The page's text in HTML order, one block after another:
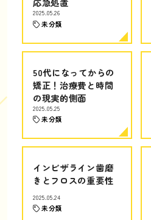
2025.05.26
未分類
50代になってからの
矯正！治療費と時間
の現実的側面
2025.05.25
未分類
インビザライン歯磨
きとフロスの重要性
2025.05.24
未分類